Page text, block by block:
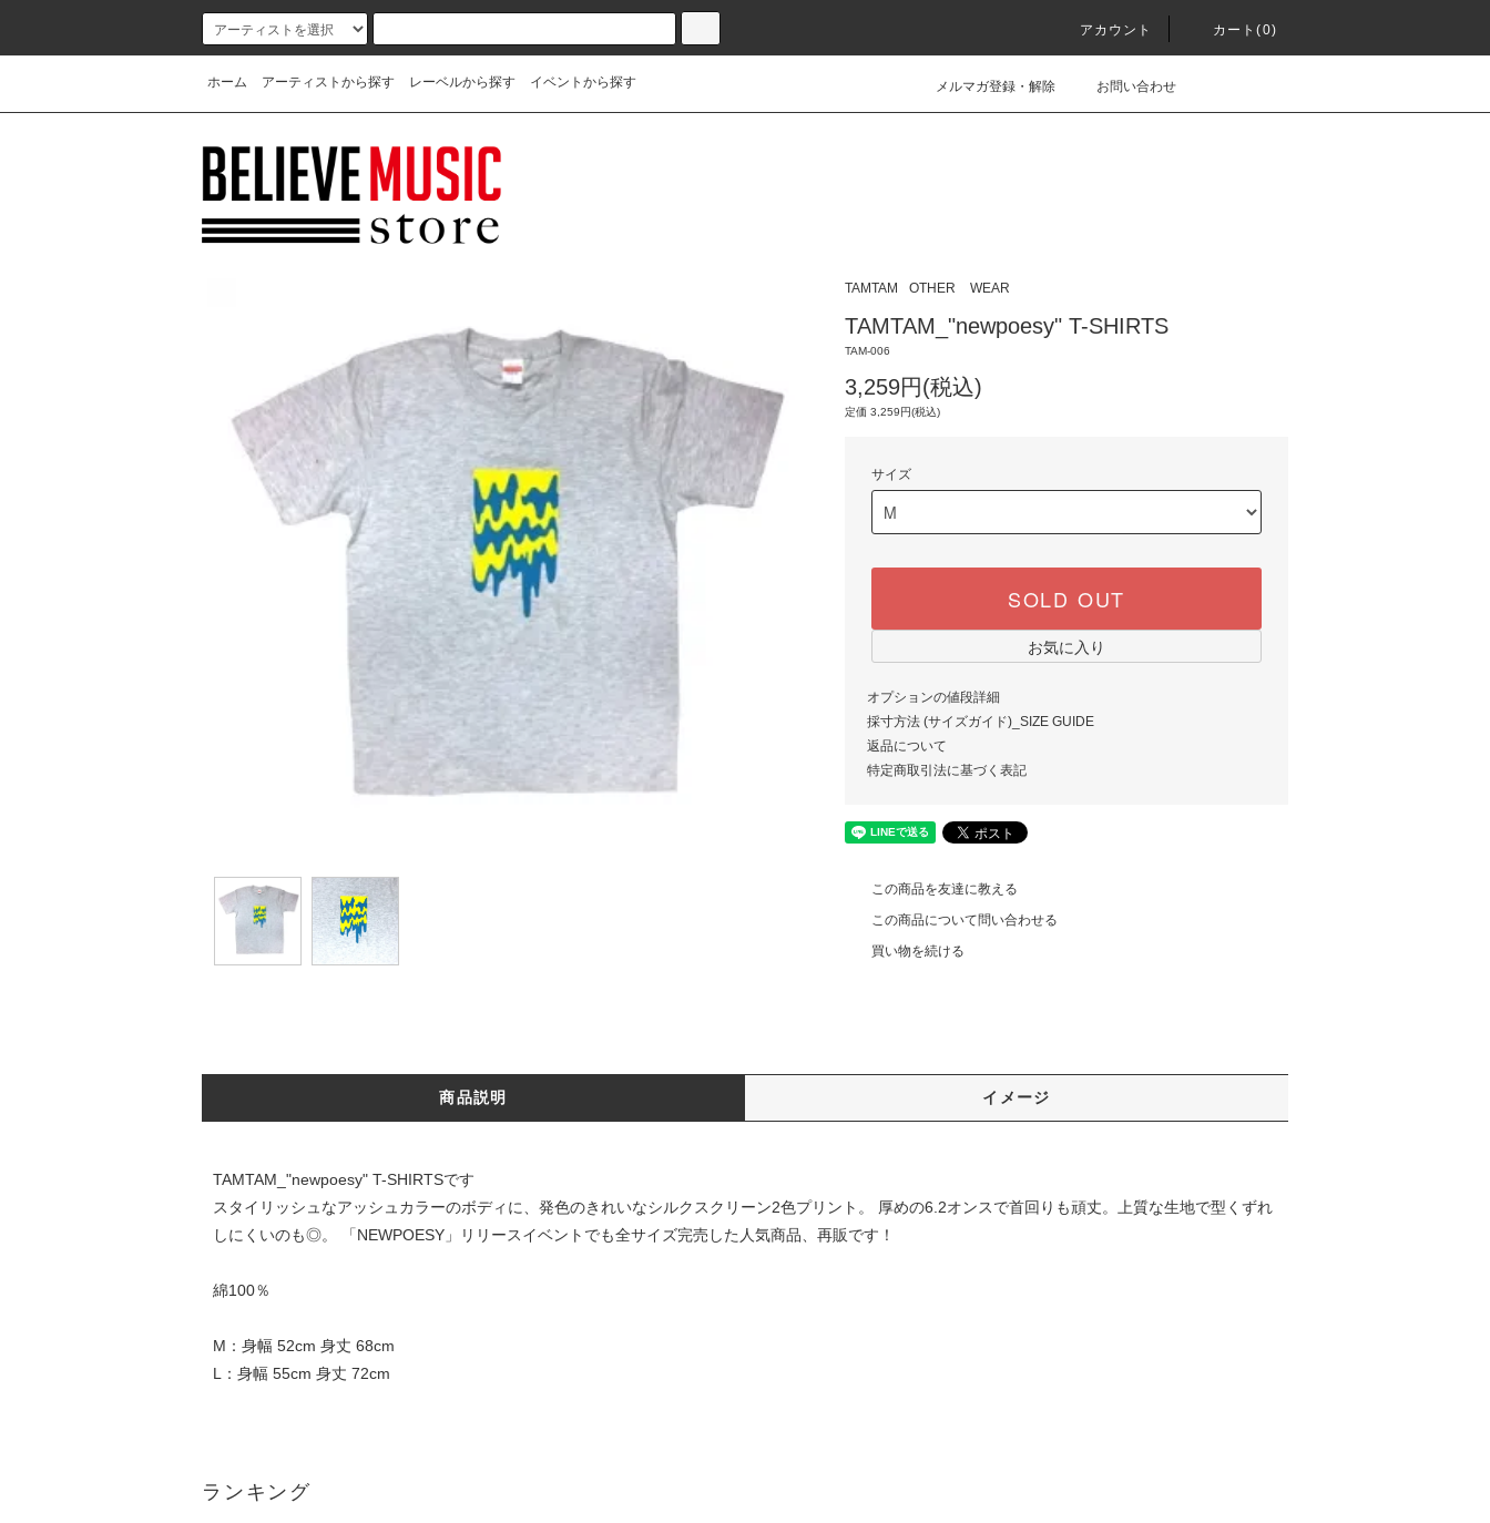
アカウント カート(0)
ホーム アーティストから探す レーベルから探す イベントから探す メルマガ登録・解除 お問い合わせ
TAMTAM OTHER WEAR
TAMTAM_"newpoesy" T-SHIRTS
TAM-006
3,259円(税込)
定価 3,259円(税込)
サイズ
SOLD OUT
お気に入り
オプションの値段詳細
採寸方法 (サイズガイド)_SIZE GUIDE
返品について
特定商取引法に基づく表記
この商品を友達に教える
この商品について問い合わせる
買い物を続ける
商品説明 イメージ
TAMTAM_"newpoesy" T-SHIRTSです
スタイリッシュなアッシュカラーのボディに、発色のきれいなシルクスクリーン2色プリント。 厚めの6.2オンスで首回りも頑丈。上質な生地で型くずれ
しにくいのも◎。 「NEWPOESY」リリースイベントでも全サイズ完売した人気商品、再販です！
綿100％
M：身幅 52cm 身丈 68cm
L：身幅 55cm 身丈 72cm
ランキング